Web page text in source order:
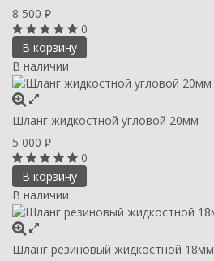
8 500 ₽
0
В корзину
В наличии
Шланг жидкостной угловой 20мм
5 000 ₽
0
В корзину
В наличии
Шланг резиновый жидкостной 18мм